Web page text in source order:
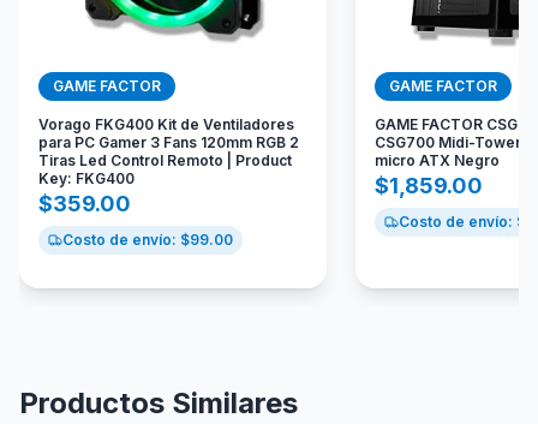
GAME FACTOR
Vorago FKG400 Kit de Ventiladores
para PC Gamer 3 Fans 120mm RGB 2
Tiras Led Control Remoto | Product
Key: FKG400
$359.00
Costo de envío: $99.00
GAME FACTOR
GAME FACTOR
CSG700 Midi-Tower
micro ATX Negro
$1,859.00
Costo de envío: $
Productos Similares